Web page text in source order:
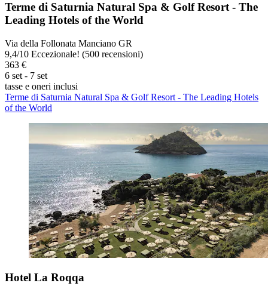
Terme di Saturnia Natural Spa & Golf Resort - The
Leading Hotels of the World
Via della Follonata Manciano GR
9,4/10 Eccezionale! (500 recensioni)
363 €
6 set - 7 set
tasse e oneri inclusi
Terme di Saturnia Natural Spa & Golf Resort - The Leading Hotels
of the World
Hotel La Roqqa